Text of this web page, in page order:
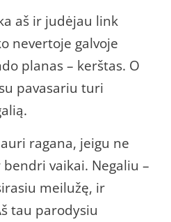
aš ir judėjau link
nevertoje galvoje
planas – kerštas. O
pavasariu turi
ragana, jeigu ne
vaikai. Negaliu –
meilužę, ir
tau parodysiu